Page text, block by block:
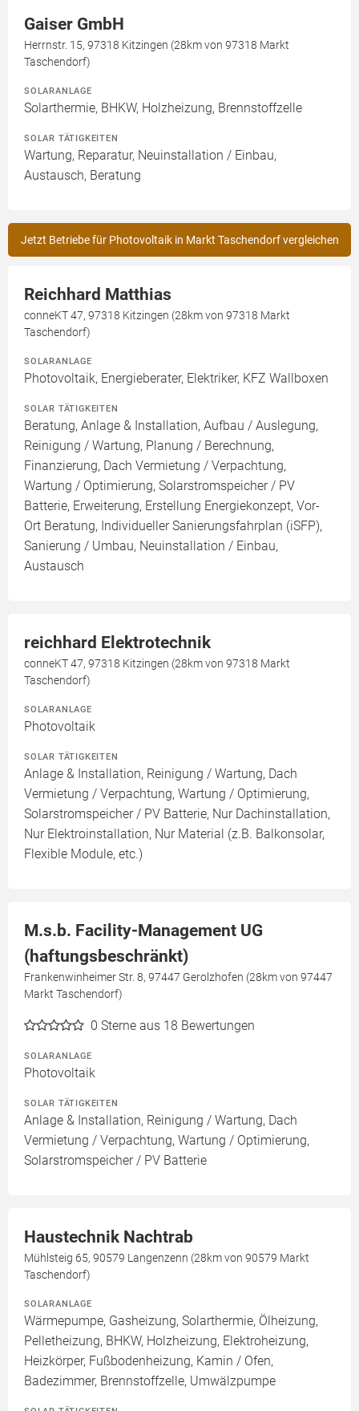
Gaiser GmbH
Herrnstr. 15, 97318 Kitzingen (28km von 97318 Markt
Taschendorf)
SOLARANLAGE
Solarthermie, BHKW, Holzheizung, Brennstoffzelle
SOLAR TÄTIGKEITEN
Wartung, Reparatur, Neuinstallation / Einbau,
Austausch, Beratung
Jetzt Betriebe für Photovoltaik in Markt Taschendorf vergleichen
Reichhard Matthias
conneKT 47, 97318 Kitzingen (28km von 97318 Markt
Taschendorf)
SOLARANLAGE
Photovoltaik, Energieberater, Elektriker, KFZ Wallboxen
SOLAR TÄTIGKEITEN
Beratung, Anlage & Installation, Aufbau / Auslegung,
Reinigung / Wartung, Planung / Berechnung,
Finanzierung, Dach Vermietung / Verpachtung,
Wartung / Optimierung, Solarstromspeicher / PV
Batterie, Erweiterung, Erstellung Energiekonzept, Vor-
Ort Beratung, Individueller Sanierungsfahrplan (iSFP),
Sanierung / Umbau, Neuinstallation / Einbau,
Austausch
reichhard Elektrotechnik
conneKT 47, 97318 Kitzingen (28km von 97318 Markt
Taschendorf)
SOLARANLAGE
Photovoltaik
SOLAR TÄTIGKEITEN
Anlage & Installation, Reinigung / Wartung, Dach
Vermietung / Verpachtung, Wartung / Optimierung,
Solarstromspeicher / PV Batterie, Nur Dachinstallation,
Nur Elektroinstallation, Nur Material (z.B. Balkonsolar,
Flexible Module, etc.)
M.s.b. Facility-Management UG
(haftungsbeschränkt)
Frankenwinheimer Str. 8, 97447 Gerolzhofen (28km von 97447
Markt Taschendorf)
0 Sterne aus 18 Bewertungen
SOLARANLAGE
Photovoltaik
SOLAR TÄTIGKEITEN
Anlage & Installation, Reinigung / Wartung, Dach
Vermietung / Verpachtung, Wartung / Optimierung,
Solarstromspeicher / PV Batterie
Haustechnik Nachtrab
Mühlsteig 65, 90579 Langenzenn (28km von 90579 Markt
Taschendorf)
SOLARANLAGE
Wärmepumpe, Gasheizung, Solarthermie, Ölheizung,
Pelletheizung, BHKW, Holzheizung, Elektroheizung,
Heizkörper, Fußbodenheizung, Kamin / Ofen,
Badezimmer, Brennstoffzelle, Umwälzpumpe